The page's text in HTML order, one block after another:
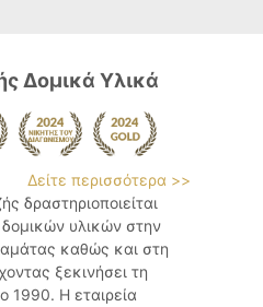
Δομικά Υλικά
Δείτε περισσότερα >>
δραστηριοποιείται
υλικών στην
καθώς και στη
ξεκινήσει τη
1990. Η εταιρεία